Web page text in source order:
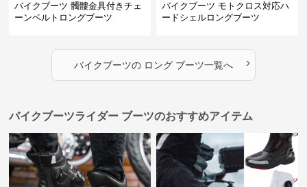
バイクブーツ 髑髏金具付きチェ
ーンベルトロングブーツ
バイクブーツ モトクロス対応ハ
ードシェルロングブーツ
バイクブーツのロング ブーツ一覧へ ›
バイクブーツライダー ブーツのおすすめアイテム